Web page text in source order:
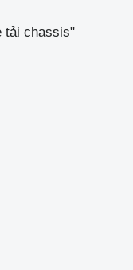
tải chassis"